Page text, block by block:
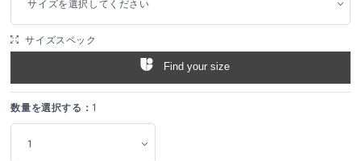
サイズを選択してください
サイズスペック
Find your size
数量を選択する： 1